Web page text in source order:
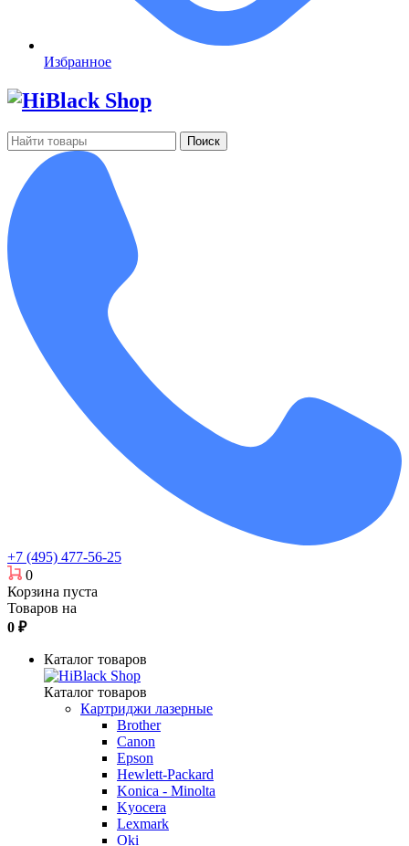
Избранное
Поиск
+7 (495) 477-56-25
0
Корзина пуста
Товаров на
0 ₽
Каталог товаров
Каталог товаров
Картриджи лазерные
Brother
Canon
Epson
Hewlett-Packard
Konica - Minolta
Kyocera
Lexmark
Oki